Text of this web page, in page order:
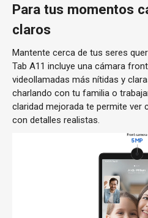
Para tus momentos
claros
Mantente cerca de tus seres
Tab A11 incluye una cámara
videollamadas más nítidas y
charlando con tu familia o
claridad mejorada te permite ver
con detalles realistas.